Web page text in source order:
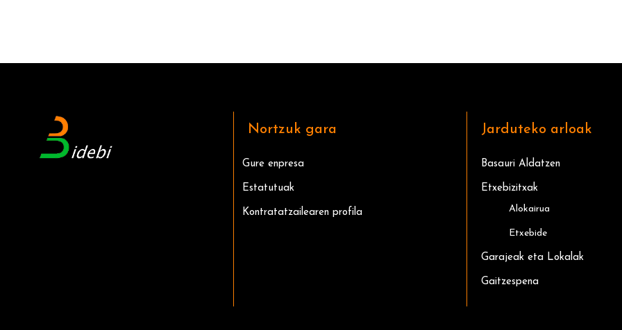
Nortzuk gara
Gure enpresa
Estatutuak
Kontratatzailearen profila
Jarduteko arloak
Basauri Aldatzen
Etxebizitxak
Alokairua
Etxebide
Garajeak eta Lokalak
Gaitzespena